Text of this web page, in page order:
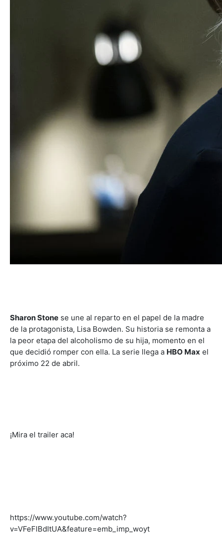
Sharon Stone se une al reparto en el papel de la madre
de la protagonista, Lisa Bowden. Su historia se remonta a
la peor etapa del alcoholismo de su hija, momento en el
que decidió romper con ella. La serie llega a HBO Max el
próximo 22 de abril.
¡Mira el trailer aca!
https://www.youtube.com/watch?
v=VFeFlBdItUA&feature=emb_imp_woyt